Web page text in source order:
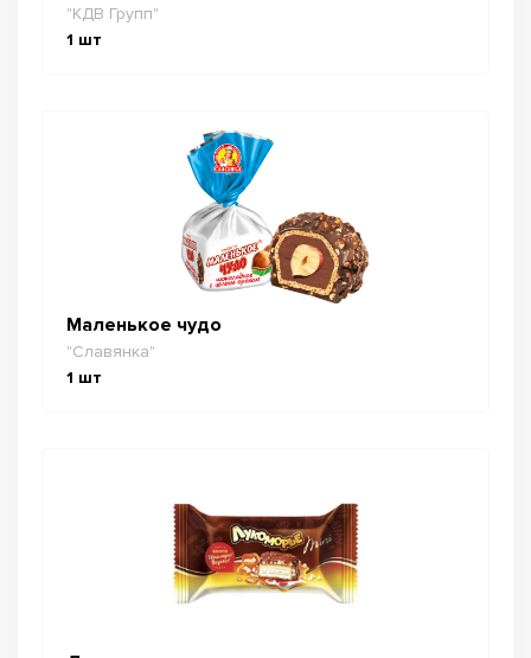
"КДВ Групп"
1 шт
Маленькое чудо
"Славянка"
1 шт